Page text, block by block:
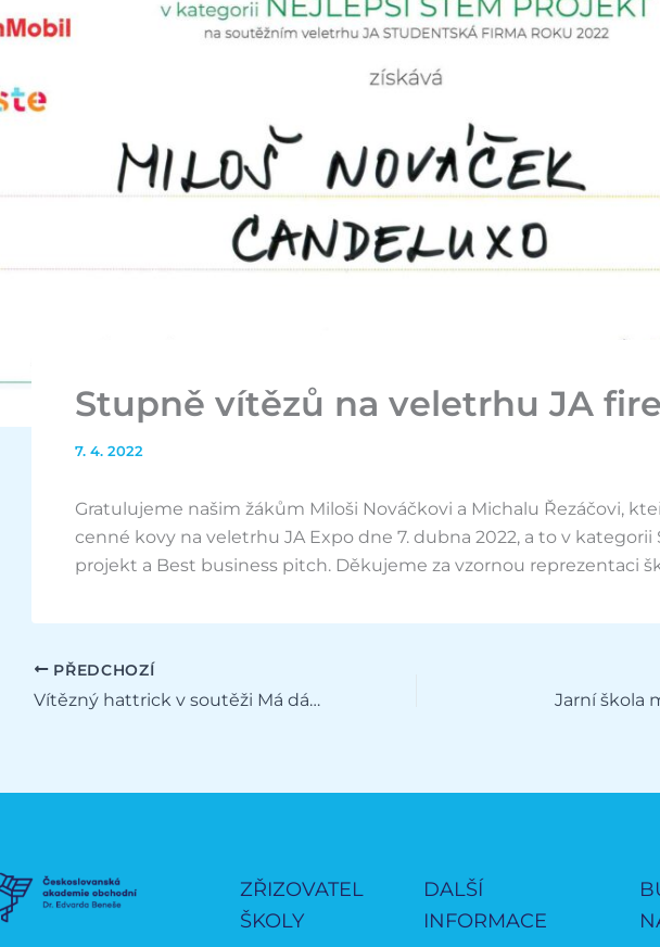
Stupně vítězů na veletrhu JA
7. 4. 2022
Gratulujeme našim žákům Miloši Nováčkovi a Michalu Řezáčovi,
cenné kovy na veletrhu JA Expo dne 7. dubna 2022, a to v kategorii
projekt a Best business pitch. Děkujeme za vzornou reprezentaci
PŘEDCHOZÍ
Vítězný hattrick v soutěži Má dáti – Dal Jarní škola
ZŘIZOVATEL
ŠKOLY
DALŠÍ
INFORMACE